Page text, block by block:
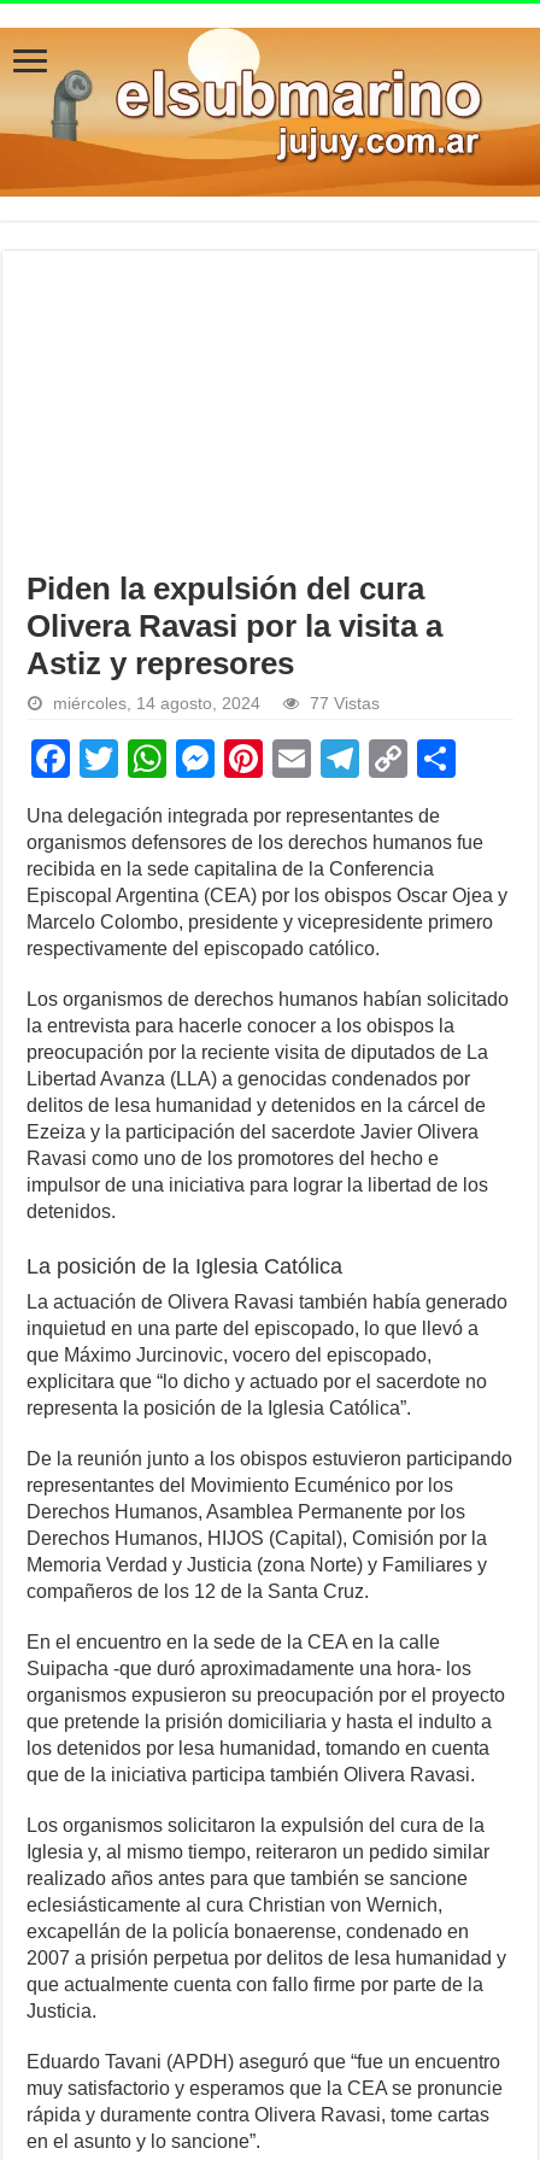
Piden la expulsión del cura
Olivera Ravasi por la visita a
Astiz y represores
miércoles, 14 agosto, 2024 77 Vistas
F
a
c
e
b
o
o
k
T
wi
tt
er
W
h
at
s
A
p
p
M
e
ss
e
n
g
er
Pi
er
e
st
E
ail
T
e
gr
a
m
C
o
p
y
Li
k
ar
Una delegación integrada por representantes de
organismos defensores de los derechos humanos fue
recibida en la sede capitalina de la Conferencia
Episcopal Argentina (CEA) por los obispos Oscar Ojea y
Marcelo Colombo, presidente y vicepresidente primero
respectivamente del episcopado católico.
Los organismos de derechos humanos habían solicitado
la entrevista para hacerle conocer a los obispos la
preocupación por la reciente visita de diputados de La
Libertad Avanza (LLA) a genocidas condenados por
delitos de lesa humanidad y detenidos en la cárcel de
Ezeiza y la participación del sacerdote Javier Olivera
Ravasi como uno de los promotores del hecho e
impulsor de una iniciativa para lograr la libertad de los
detenidos.
La posición de la Iglesia Católica
La actuación de Olivera Ravasi también había generado
inquietud en una parte del episcopado, lo que llevó a
que Máximo Jurcinovic, vocero del episcopado,
explicitara que “lo dicho y actuado por el sacerdote no
representa la posición de la Iglesia Católica”.
De la reunión junto a los obispos estuvieron participando
representantes del Movimiento Ecuménico por los
Derechos Humanos, Asamblea Permanente por los
Derechos Humanos, HIJOS (Capital), Comisión por la
Memoria Verdad y Justicia (zona Norte) y Familiares y
compañeros de los 12 de la Santa Cruz.
En el encuentro en la sede de la CEA en la calle
Suipacha -que duró aproximadamente una hora- los
organismos expusieron su preocupación por el proyecto
que pretende la prisión domiciliaria y hasta el indulto a
los detenidos por lesa humanidad, tomando en cuenta
que de la iniciativa participa también Olivera Ravasi.
Los organismos solicitaron la expulsión del cura de la
Iglesia y, al mismo tiempo, reiteraron un pedido similar
realizado años antes para que también se sancione
eclesiásticamente al cura Christian von Wernich,
excapellán de la policía bonaerense, condenado en
2007 a prisión perpetua por delitos de lesa humanidad y
que actualmente cuenta con fallo firme por parte de la
Justicia.
Eduardo Tavani (APDH) aseguró que “fue un encuentro
muy satisfactorio y esperamos que la CEA se pronuncie
rápida y duramente contra Olivera Ravasi, tome cartas
en el asunto y lo sancione”.